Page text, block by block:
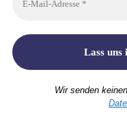
Wir senden